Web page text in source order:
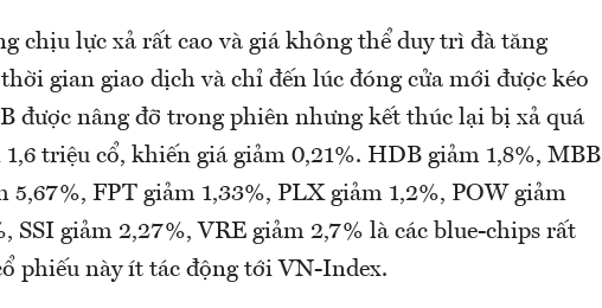
chịu lực xả rất cao và giá không thể duy trì đà tăng
gian giao dịch và chỉ đến lúc đóng cửa mới được kéo
được nâng đỡ trong phiên nhưng kết thúc lại bị xả quá
triệu cổ, khiến giá giảm 0,21%. HDB giảm 1,8%, MBB
5,67%, FPT giảm 1,33%, PLX giảm 1,2%, POW giảm
SSI giảm 2,27%, VRE giảm 2,7% là các blue-chips rất
phiếu này ít tác động tới VN-Index.